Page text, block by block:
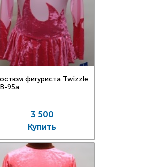
фигуриста Twizzle
95a
3 500
Купить